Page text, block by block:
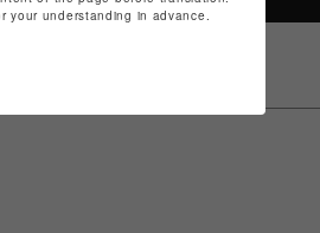
your understanding in advance.